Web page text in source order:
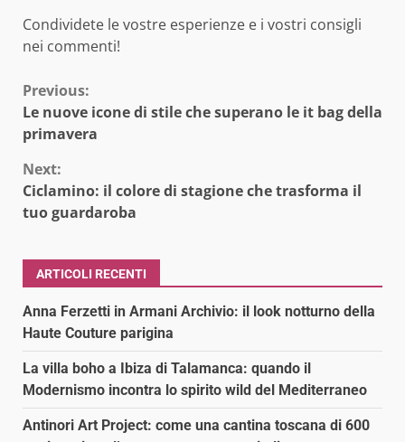
Condividete le vostre esperienze e i vostri consigli
nei commenti!
Continue
Reading
Previous:
Le nuove icone di stile che superano le it bag della
primavera
Next:
Ciclamino: il colore di stagione che trasforma il
tuo guardaroba
ARTICOLI RECENTI
Anna Ferzetti in Armani Archivio: il look notturno della
Haute Couture parigina
La villa boho a Ibiza di Talamanca: quando il
Modernismo incontra lo spirito wild del Mediterraneo
Antinori Art Project: come una cantina toscana di 600